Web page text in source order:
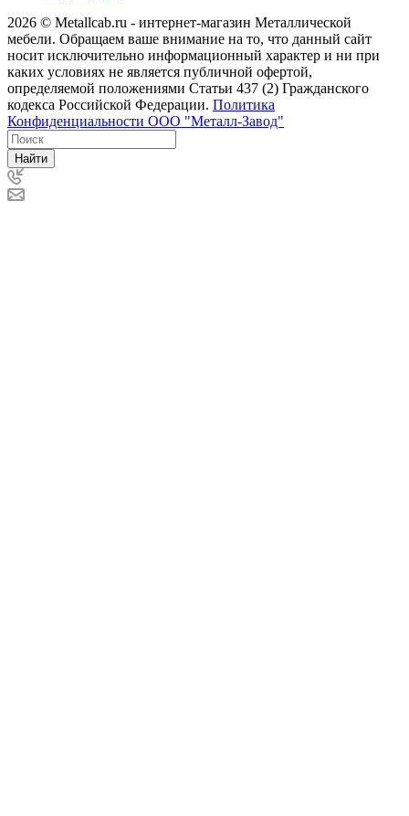
2026 © Metallcab.ru - интернет-магазин Металлической
мебели. Обращаем ваше внимание на то, что данный сайт
носит исключительно информационный характер и ни при
каких условиях не является публичной офертой,
определяемой положениями Статьи 437 (2) Гражданского
кодекса Российской Федерации. Политика
Конфиденциальности ООО "Металл-Завод"
Найти